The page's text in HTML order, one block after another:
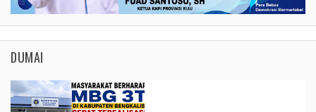
DUMAI